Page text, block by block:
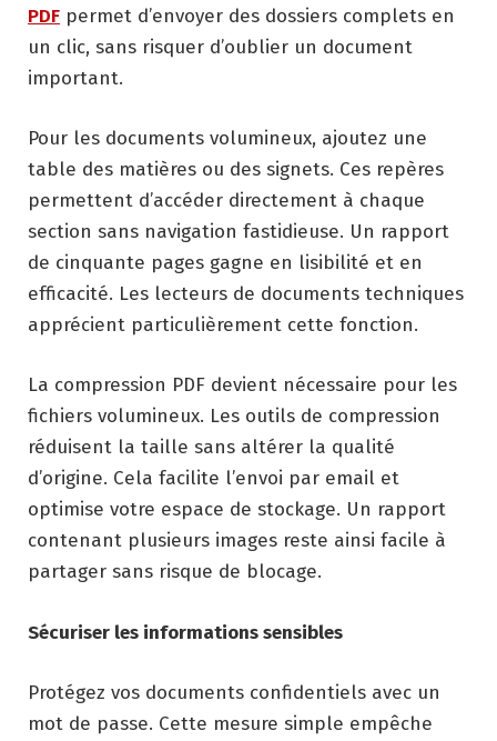
PDF permet d’envoyer des dossiers complets en
un clic, sans risquer d’oublier un document
important.
Pour les documents volumineux, ajoutez une
table des matières ou des signets. Ces repères
permettent d’accéder directement à chaque
section sans navigation fastidieuse. Un rapport
de cinquante pages gagne en lisibilité et en
efficacité. Les lecteurs de documents techniques
apprécient particulièrement cette fonction.
La compression PDF devient nécessaire pour les
fichiers volumineux. Les outils de compression
réduisent la taille sans altérer la qualité
d’origine. Cela facilite l’envoi par email et
optimise votre espace de stockage. Un rapport
contenant plusieurs images reste ainsi facile à
partager sans risque de blocage.
Sécuriser les informations sensibles
Protégez vos documents confidentiels avec un
mot de passe. Cette mesure simple empêche